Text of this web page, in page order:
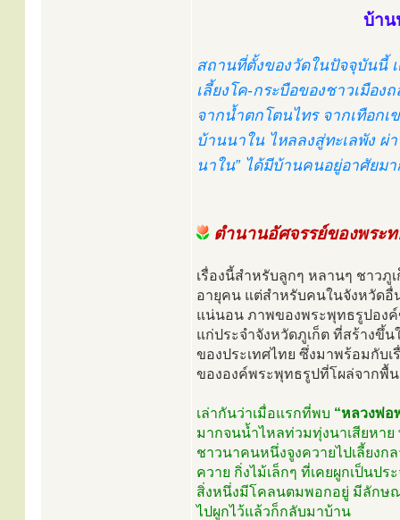
บ้าน
สถานที่ตั้งของวัดในปัจจุบันนี้
เลี้ยงโค-กระบือของชาวเมือง
จากน้ำตกโตนไทร จากเทือก
บ้านนาใน ไหลลงสู่ทะเลพัง ผ่
นาใน” ได้มีบ้านคนอยู่อาศัยม
ตำนานอัศจรรย์ของพระท
เรื่องนี้สำหรับลูกๆ หลานๆ ชาวภู
อายุคน แต่สำหรับคนในจังหวัดอื่
แน่นอน ภาพของพระพุทธรูปอง
แก่ประจำจังหวัดภูเก็ต ที่สร้างขึ้
ของประเทศไทย ซึ่งมาพร้อมกับเ
ขององค์พระพุทธรูปที่โผล่จากพื้
เล่ากันว่าเมื่อแรกที่พบ “หลวงพ่อ
มากจนน้ำไหลท่วมทุ่งนาเสียหา
ชาวนาคนหนึ่งจูงควายไปเลี้ยงก
ควาย กิ่งไม้เล็กๆ ที่เคยผูกเป็นป
สิ่งหนึ่งมีโคลนตมพอกอยู่ มีลักษ
ไปผูกไว้แล้วก็กลับมาบ้าน